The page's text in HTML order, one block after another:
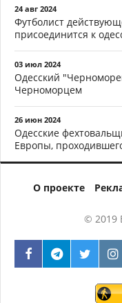
24 авг 2024
Футболист
присоединится к
03 июл 2024
Одесский
Черноморцем
26 июн 2024
Одесские
Европы,
О проекте
© 2019